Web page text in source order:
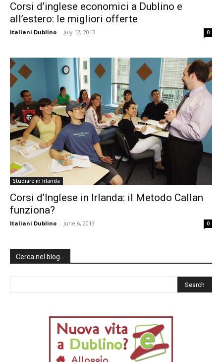
Corsi d’inglese economici a Dublino e
all’estero: le migliori offerte
Italiani Dublino - July 12, 2013 0
Studiare in Irlanda
Corsi d’Inglese in Irlanda: il Metodo Callan
funziona?
Italiani Dublino - June 6, 2013 0
Cerca nel blog…